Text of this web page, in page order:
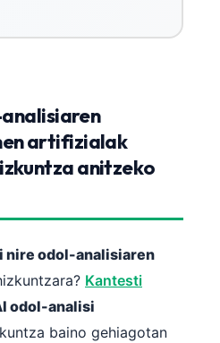
artifizialak
anitzeko
nire odol-analisiaren
Kantesti
odol-analisi
baino gehiagotan